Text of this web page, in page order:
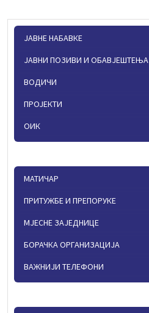
ЈАВНЕ НАБАВКЕ
ЈАВНИ ПОЗИВИ И ОБАВЈЕШТЕЊА
ВОДИЧИ
ПРОЈЕКТИ
ОИК
МАТИЧАР
ПРИТУЖБЕ И ПРЕПОРУКЕ
МЈЕСНЕ ЗАЈЕДНИЦЕ
БОРАЧКА ОРГАНИЗАЦИЈА
ВАЖНИЈИ ТЕЛЕФОНИ